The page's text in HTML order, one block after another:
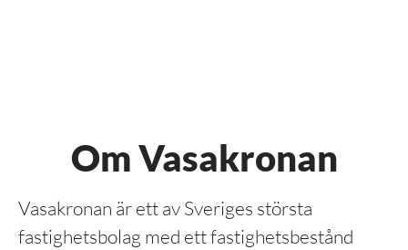
Om Vasakronan
Vasakronan är ett av Sveriges största
fastighetsbolag med ett fastighetsbestånd